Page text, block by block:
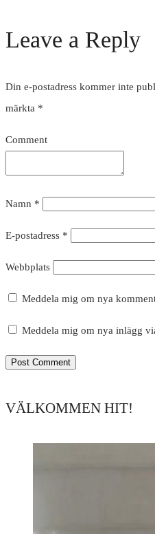
Leave a Reply
Din e-postadress kommer inte
märkta *
Comment
Namn *
E-postadress *
Webbplats
Meddela mig om nya
Meddela mig om nya inlägg
VÄLKOMMEN HIT!